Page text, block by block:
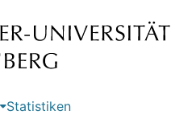
Statistiken